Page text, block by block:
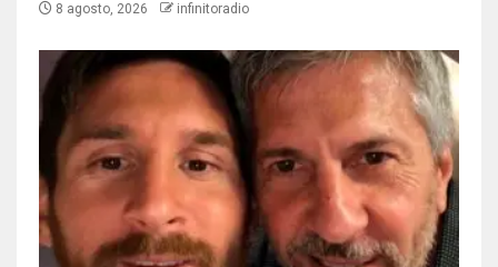
8 agosto, 2026 infinitoradio